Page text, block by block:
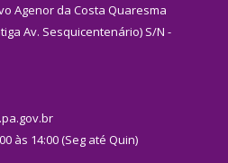
Agenor da Costa Quaresma
Av. Sesquicentenário) S/N -
às 14:00 (Seg até Quin)